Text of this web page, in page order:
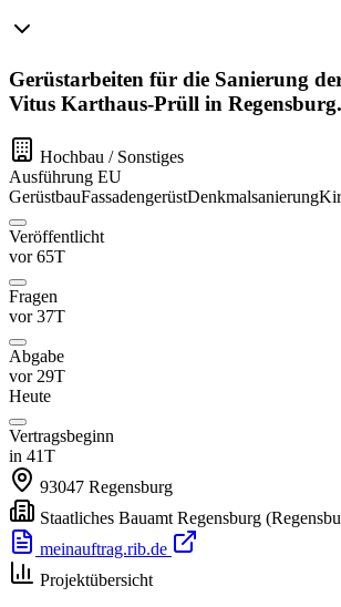
Gerüstarbeiten für die Sanierung
Vitus Karthaus-Prüll in Regensburg.
Hochbau / Sonstiges
Ausführung EU
GerüstbauFassadengerüstDenkmalsanierung
Veröffentlicht
vor 65T
Fragen
vor 37T
Abgabe
vor 29T
Heute
Vertragsbeginn
in 41T
93047 Regensburg
Staatliches Bauamt Regensburg
meinauftrag.rib.de
Projektübersicht